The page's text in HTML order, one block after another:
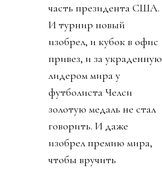
часть президента США.
И турнир новый
изобрел, и кубок в офис
привез, и за украденную
лидером мира у
футболиста Челси
золотую медаль не стал
говорить. И даже
изобрел премию мира,
чтобы вручить